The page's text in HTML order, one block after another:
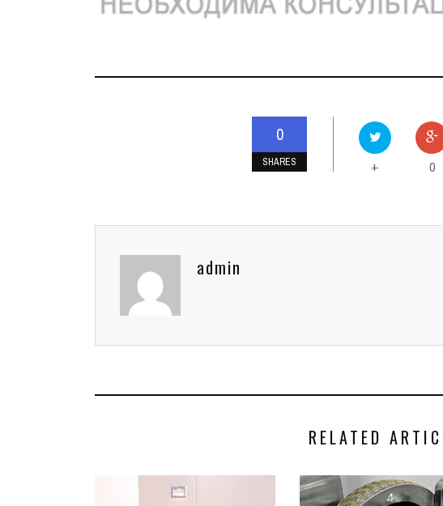
0
SHARES + 0
admin
RELATED